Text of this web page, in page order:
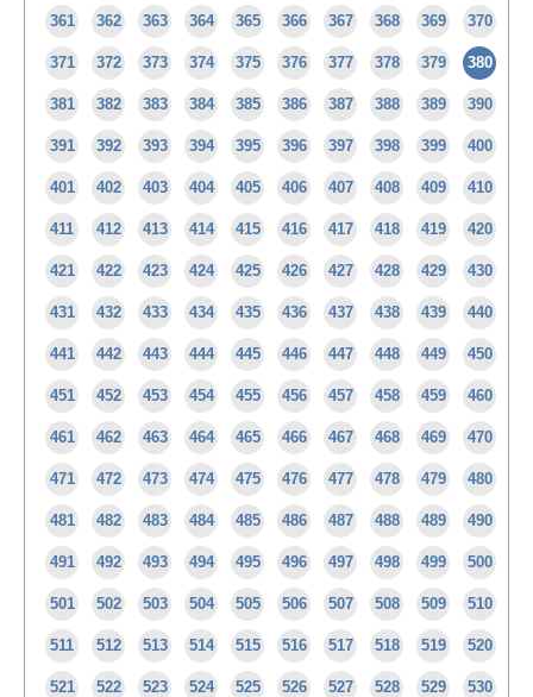
361 362 363 364 365 366 367 368 369 370
371 372 373 374 375 376 377 378 379 380
381 382 383 384 385 386 387 388 389 390
391 392 393 394 395 396 397 398 399 400
401 402 403 404 405 406 407 408 409 410
411 412 413 414 415 416 417 418 419 420
421 422 423 424 425 426 427 428 429 430
431 432 433 434 435 436 437 438 439 440
441 442 443 444 445 446 447 448 449 450
451 452 453 454 455 456 457 458 459 460
461 462 463 464 465 466 467 468 469 470
471 472 473 474 475 476 477 478 479 480
481 482 483 484 485 486 487 488 489 490
491 492 493 494 495 496 497 498 499 500
501 502 503 504 505 506 507 508 509 510
511 512 513 514 515 516 517 518 519 520
521 522 523 524 525 526 527 528 529 530